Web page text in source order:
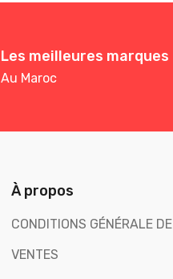
Les meilleures marques
Au Maroc
À propos
CONDITIONS GÉNÉRALE DE
VENTES